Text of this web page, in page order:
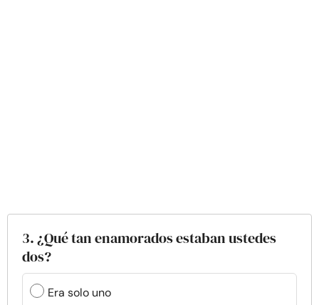
3. ¿Qué tan enamorados estaban ustedes
dos?
Era solo uno